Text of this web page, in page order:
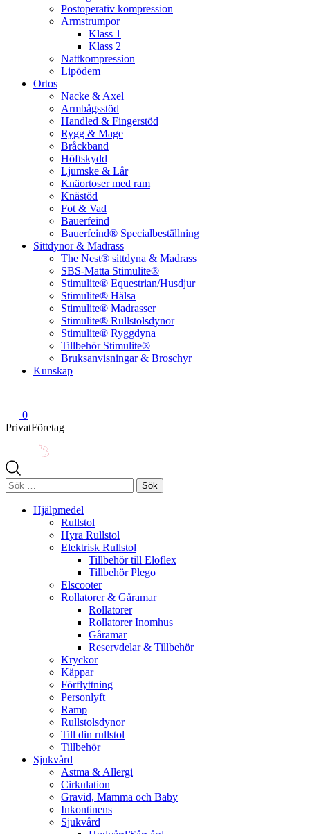
Postoperativ kompression
Armstrumpor
Klass 1
Klass 2
Nattkompression
Lipödem
Ortos
Nacke & Axel
Armbågsstöd
Handled & Fingerstöd
Rygg & Mage
Bråckband
Höftskydd
Ljumske & Lår
Knäortoser med ram
Knästöd
Fot & Vad
Bauerfeind
Bauerfeind® Specialbeställning
Sittdynor & Madrass
The Nest® sittdyna & Madrass
SBS-Matta Stimulite®
Stimulite® Equestrian/Husdjur
Stimulite® Hälsa
Stimulite® Madrasser
Stimulite® Rullstolsdynor
Stimulite® Ryggdyna
Tillbehör Stimulite®
Bruksanvisningar & Broschyr
Kunskap
0
PrivatFöretag
Sök
efter:
Hjälpmedel
Rullstol
Hyra Rullstol
Elektrisk Rullstol
Tillbehör till Eloflex
Tillbehör Plego
Elscooter
Rollatorer & Gåramar
Rollatorer
Rollatorer Inomhus
Gåramar
Reservdelar & Tillbehör
Kryckor
Käppar
Förflyttning
Personlyft
Ramp
Rullstolsdynor
Till din rullstol
Tillbehör
Sjukvård
Astma & Allergi
Cirkulation
Gravid, Mamma och Baby
Inkontinens
Sjukvård